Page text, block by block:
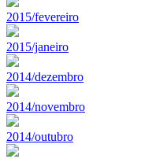
2015/fevereiro
2015/janeiro
2014/dezembro
2014/novembro
2014/outubro